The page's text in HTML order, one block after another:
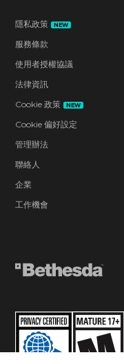
隱私政策 NEW
服務條款
使用者授權協議
法律資訊
Cookie 政策
NEW
Cookie 偏好設定
管理辦法
聯絡人
企業
工作機會